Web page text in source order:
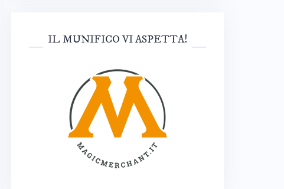
IL MUNIFICO VI ASPETTA!